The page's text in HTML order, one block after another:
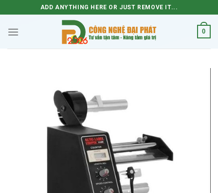
to
content
ADD ANYTHING HERE OR JUST REMOVE IT...
0